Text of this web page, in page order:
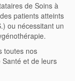
de Soins à
patients atteints
ou nécessitant un
toutes nos
et de leurs